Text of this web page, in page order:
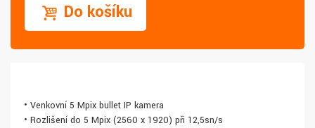
Do košíku
• Venkovní 5 Mpix bullet IP kamera
• Rozlišení do 5 Mpix (2560 x 1920) při 12,5sn/s